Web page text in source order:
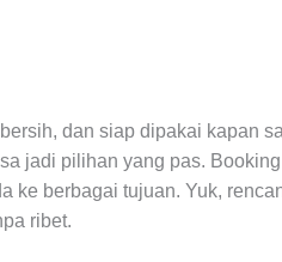
dan siap dipakai kapan
jadi pilihan yang pas.
ke berbagai tujuan. Yuk,
ribet.